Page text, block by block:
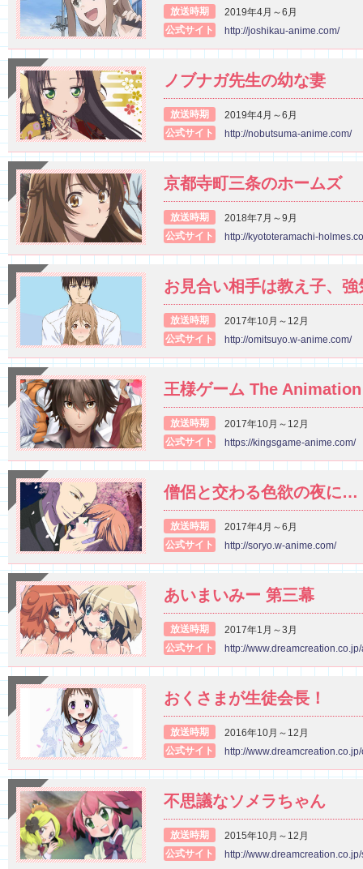
放送時期
2019年4月～6月
公式サイト
http://joshikau-anime.com/
ノブナガ先生の幼な妻
放送時期
2019年4月～6月
公式サイト
http://nobutsuma-anime.com/
京都寺町三条のホームズ
放送時期
2018年7月～9月
公式サイト
http://kyototeramachi-
お見合い相手は教え子、
放送時期
2017年10月～12月
公式サイト
http://omitsuyo.w-anime.com/
王様ゲーム The Animation
放送時期
2017年10月～12月
公式サイト
https://kingsgame-anime.com/
僧侶と交わる色欲の夜に…
放送時期
2017年4月～6月
公式サイト
http://soryo.w-anime.com/
あいまいみー 第三幕
放送時期
2017年1月～3月
公式サイト
http://
おくさまが生徒会長！
放送時期
2016年10月～12月
公式サイト
http://
不思議なソメラちゃん
放送時期
2015年10月～12月
公式サイト
http://